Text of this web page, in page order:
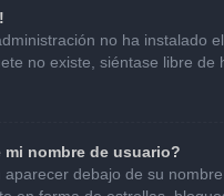
no ha instalado
no existe, siéntase libre
mi nombre de usuario?
debajo de su